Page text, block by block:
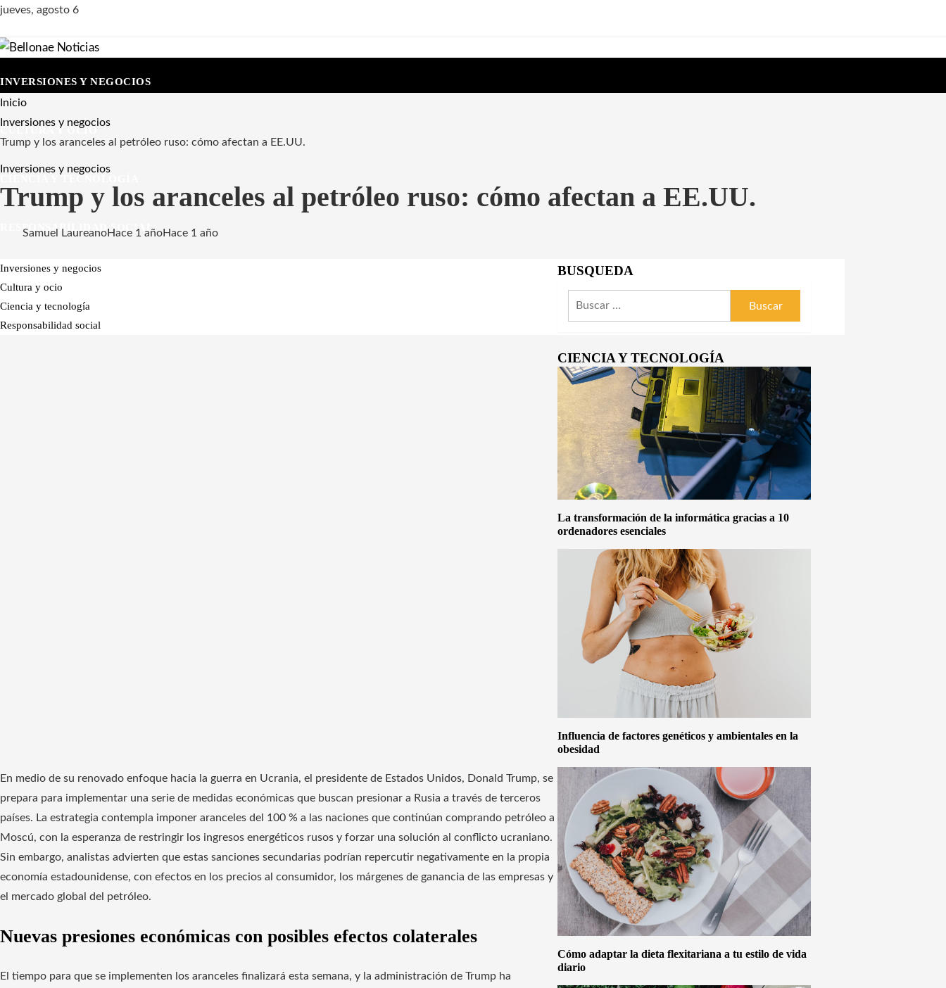
jueves, agosto 6
INVERSIONES Y NEGOCIOS
CULTURA Y OCIO
RESPONSABILIDAD SOCIAL
Inversiones y negocios
Cultura y ocio
Ciencia y tecnología
Responsabilidad social
Inicio
Inversiones y negocios
Trump y los aranceles al petróleo ruso: cómo afectan a EE.UU.
Inversiones y negocios
Trump y los aranceles al petróleo ruso: cómo afectan a EE.UU.
Samuel LaureanoHace 1 añoHace 1 año
En medio de su renovado enfoque hacia la guerra en Ucrania, el presidente de Estados Unidos, Donald Trump, se
prepara para implementar una serie de medidas económicas que buscan presionar a Rusia a través de terceros
países. La estrategia contempla imponer aranceles del 100 % a las naciones que continúan comprando petróleo a
Moscú, con la esperanza de restringir los ingresos energéticos rusos y forzar una solución al conflicto ucraniano.
Sin embargo, analistas advierten que estas sanciones secundarias podrían repercutir negativamente en la propia
economía estadounidense, con efectos en los precios al consumidor, los márgenes de ganancia de las empresas y
el mercado global del petróleo.
Nuevas presiones económicas con posibles efectos colaterales
El tiempo para que se implementen los aranceles finalizará esta semana, y la administración de Trump ha
BUSQUEDA
Buscar:
CIENCIA Y TECNOLOGÍA
La transformación de la informática gracias a 10
ordenadores esenciales
Influencia de factores genéticos y ambientales en la
obesidad
Cómo adaptar la dieta flexitariana a tu estilo de vida
diario